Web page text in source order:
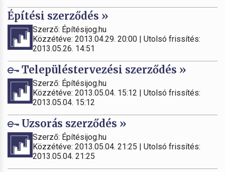
Építési szerződés »
Szerző: Építésijog.hu
Közzétéve: 2013.04.29. 20:00 | Utolsó frissítés:
2013.05.26. 14:51
Településtervezési szerződés »
Szerző: Építésijog.hu
Közzétéve: 2013.05.04. 15:12 | Utolsó frissítés:
2013.05.04. 15:12
Uzsorás szerződés »
Szerző: Építésijog.hu
Közzétéve: 2013.05.04. 21:25 | Utolsó frissítés:
2013.05.04. 21:25